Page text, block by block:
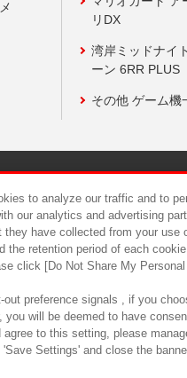
リDX
湾岸ミッドナイ
ーン 6RR PLUS
その他 ゲーム機
食品のご提供について
to analyze our traffic and to
our analytics and advertising
have collected from your
the retention period of each
click [Do Not Share My
preference signals , if you
will be deemed to have
to this setting, please
Settings' and close the